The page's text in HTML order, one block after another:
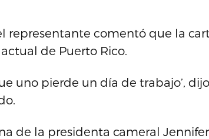
representante comentó que la
de Puerto Rico.
uno pierde un día de trabajo’,
de la presidenta cameral